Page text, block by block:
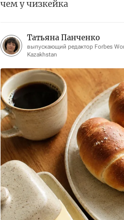
чем у чизкейка
Татьяна Панченко
выпускающий редактор Forbes
Kazakhstan